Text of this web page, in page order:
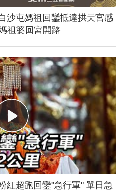
沙屯媽祖回鑾抵達拱天宮感
祖婆回宮開路
跑回鑾"急行軍" 單日急